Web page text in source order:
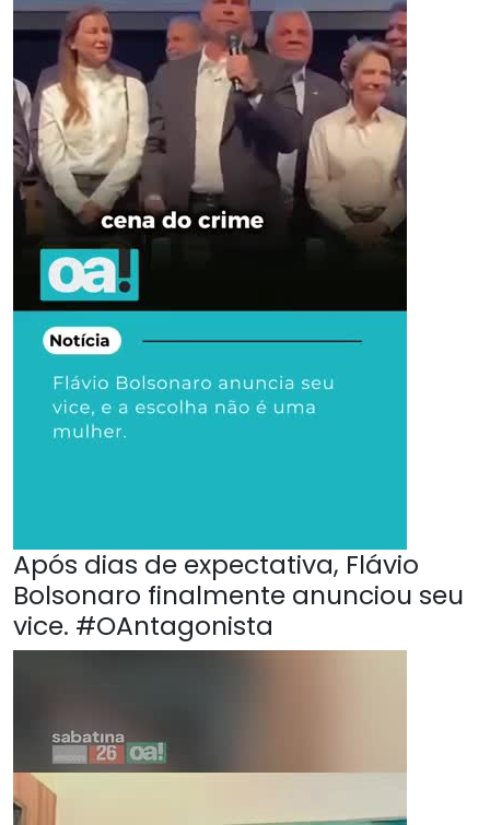
Após dias de expectativa, Flávio
Bolsonaro finalmente anunciou seu
vice. #OAntagonista